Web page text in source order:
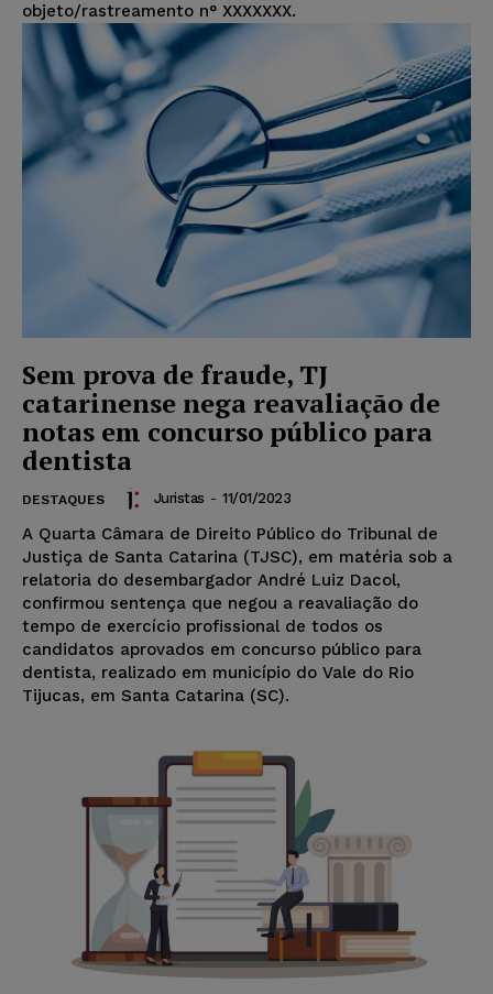
objeto/rastreamento n° XXXXXXX.
Sem prova de fraude, TJ
catarinense nega reavaliação de
notas em concurso público para
dentista
DESTAQUES Juristas - 11/01/2023
A Quarta Câmara de Direito Público do Tribunal de
Justiça de Santa Catarina (TJSC), em matéria sob a
relatoria do desembargador André Luiz Dacol,
confirmou sentença que negou a reavaliação do
tempo de exercício profissional de todos os
candidatos aprovados em concurso público para
dentista, realizado em município do Vale do Rio
Tijucas, em Santa Catarina (SC).